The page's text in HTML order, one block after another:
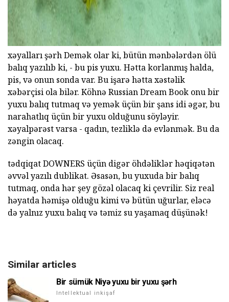
xəyalları şərh Demək olar ki, bütün mənbələrdən ölü
balıq yazılıb ki, - bu pis yuxu. Hətta korlanmış halda,
pis, və onun sonda var. Bu işarə hətta xəstəlik
xəbərçisi ola bilər. Köhnə Russian Dream Book onu bir
yuxu balıq tutmaq və yemək üçün bir şans idi əgər, bu
narahatlıq üçün bir yuxu olduğunu söyləyir.
xəyalpərəst varsa - qadın, tezliklə də evlənmək. Bu da
zəngin olacaq.
tədqiqat DOWNERS üçün digər öhdəliklər həqiqətən
əvvəl yazılı dublikat. Əsasən, bu yuxuda bir balıq
tutmaq, onda hər şey gözəl olacaq ki çevrilir. Siz real
həyatda həmişə olduğu kimi və bütün uğurlar, eləcə
də yalnız yuxu balıq və təmiz su yaşamaq düşünək!
Similar articles
Bir sümük Niyə yuxu bir yuxu şərh
Intellektual inkişaf